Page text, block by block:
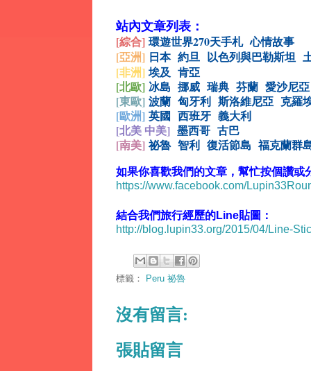
站內文章列表：
[綜合] 環遊世界270天手札 心情故事
[亞洲] 日本 約旦 以色列與巴勒斯坦
[非洲] 埃及 肯亞
[北歐] 冰島 挪威 瑞典 芬蘭 愛沙尼亞
[東歐] 波蘭 匈牙利 斯洛維尼亞 克羅
[歐洲] 英國 西班牙 義大利
[北美 中美] 墨西哥 古巴
[南美] 祕魯 智利 復活節島 福克蘭群
如果你喜歡我們的文章，幫忙按個讚或
https://www.facebook.com/
結合我們旅行經歷的Line貼圖：
http://blog.lupin33.org/2015/04/Line-
標籤： Peru 祕魯
沒有留言:
張貼留言